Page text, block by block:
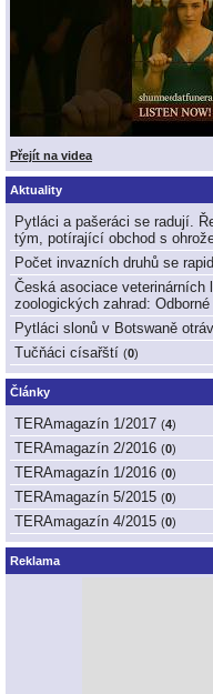
Přejít na videa
Aktuality
Pytláci a pašeráci se radují.
tým, potírající obchod s
Počet invazních druhů se
Česká asociace
zoologických zahrad:
Pytláci slonů v Botswaně
Tučňáci císařští (0)
Články
TERAmagazín 1/2017 (4)
TERAmagazín 2/2016 (0)
TERAmagazín 1/2016 (0)
TERAmagazín 5/2015 (0)
TERAmagazín 4/2015 (0)
Reklama